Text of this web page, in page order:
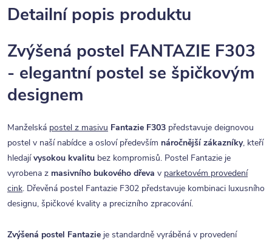
Detailní popis produktu
Zvýšená postel FANTAZIE F303
- elegantní postel se špičkovým
designem
Manželská postel z masivu Fantazie F303 představuje deignovou
postel v naší nabídce a osloví především náročnější zákazníky, kteří
hledajívysokou kvalitu bez kompromisů. Postel Fantazie je
vyrobena z masivního bukového dřeva v parketovém provedení
cink. Dřevěná postel Fantazie F302 představuje kombinaci luxusního
designu, špičkové kvality a precizního zpracování.
Zvýšená postel Fantazie je standardně vyráběná v provedení